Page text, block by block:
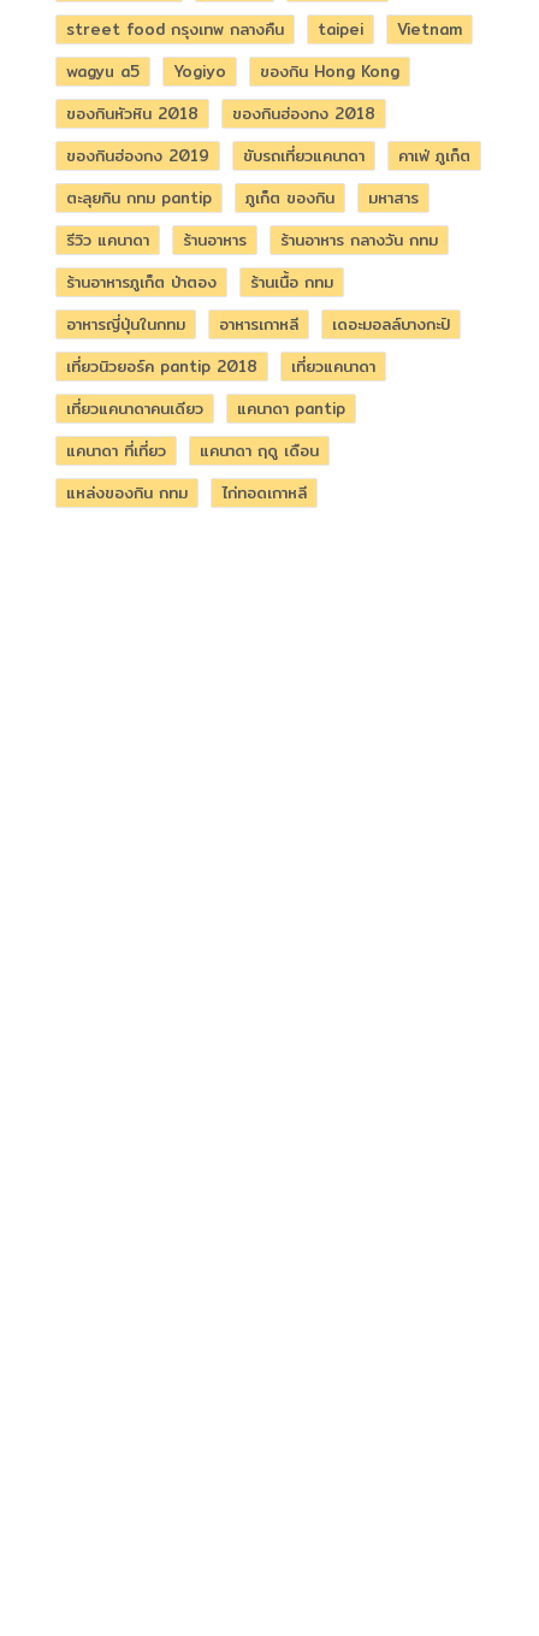
street food กรุงเทพ กลางคืน taipei
Vietnam
wagyu a5
Yogiyo
ของกิน Hong Kong
ของกินหัวหิน 2018
ของกินฮ่องกง 2018
ของกินฮ่องกง 2019
ขับรถเที่ยวแคนาดา
คาเฟ่ ภูเก็ต
ตะลุยกิน กทม pantip
ภูเก็ต ของกิน
มหาสาร
รีวิว แคนาดา
ร้านอาหาร
ร้านอาหาร กลางวัน กทม
ร้านอาหารภูเก็ต ป่าตอง
ร้านเนื้อ กทม
อาหารญี่ปุ่นในกทม
อาหารเกาหลี
เดอะมอลล์บางกะปิ
เที่ยวนิวยอร์ค pantip 2018
เที่ยวแคนาดา
เที่ยวแคนาดาคนเดียว
แคนาดา pantip
แคนาดา ที่เที่ยว
แคนาดา ฤดู เดือน
แหล่งของกิน กทม
ไก่ทอดเกาหลี